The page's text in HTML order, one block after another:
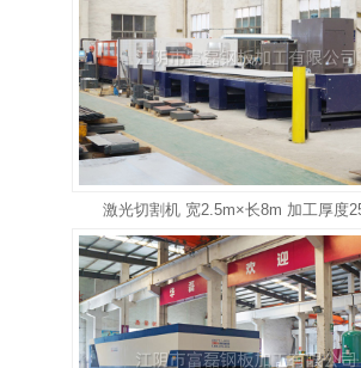
激光切割机 宽2.5m×长8m 加工厚度